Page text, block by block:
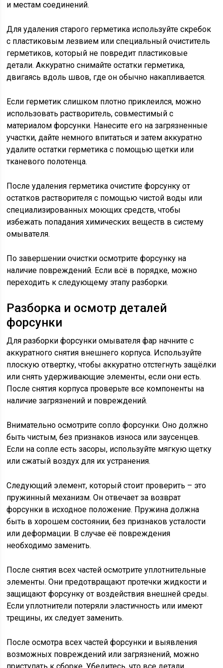
и местам соединений.
Для удаления старого герметика используйте скребок
с пластиковым лезвием или специальный очиститель
герметиков, который не повредит пластиковые
детали. Аккуратно снимайте остатки герметика,
двигаясь вдоль швов, где он обычно накапливается.
Если герметик слишком плотно приклеился, можно
использовать растворитель, совместимый с
материалом форсунки. Нанесите его на загрязненные
участки, дайте немного впитаться и затем аккуратно
удалите остатки герметика с помощью щетки или
тканевого полотенца.
После удаления герметика очистите форсунку от
остатков растворителя с помощью чистой воды или
специализированных моющих средств, чтобы
избежать попадания химических веществ в систему
омывателя.
По завершении очистки осмотрите форсунку на
наличие повреждений. Если всё в порядке, можно
переходить к следующему этапу разборки.
Разборка и осмотр деталей
форсунки
Для разборки форсунки омывателя фар начните с
аккуратного снятия внешнего корпуса. Используйте
плоскую отвертку, чтобы аккуратно отстегнуть защёлки
или снять удерживающие элементы, если они есть.
После снятия корпуса проверьте все компоненты на
наличие загрязнений и повреждений.
Внимательно осмотрите сопло форсунки. Оно должно
быть чистым, без признаков износа или заусенцев.
Если на сопле есть засоры, используйте мягкую щетку
или сжатый воздух для их устранения.
Следующий элемент, который стоит проверить – это
пружинный механизм. Он отвечает за возврат
форсунки в исходное положение. Пружина должна
быть в хорошем состоянии, без признаков усталости
или деформации. В случае её повреждения
необходимо заменить.
После снятия всех частей осмотрите уплотнительные
элементы. Они предотвращают протечки жидкости и
защищают форсунку от воздействия внешней среды.
Если уплотнители потеряли эластичность или имеют
трещины, их следует заменить.
После осмотра всех частей форсунки и выявления
возможных повреждений или загрязнений, можно